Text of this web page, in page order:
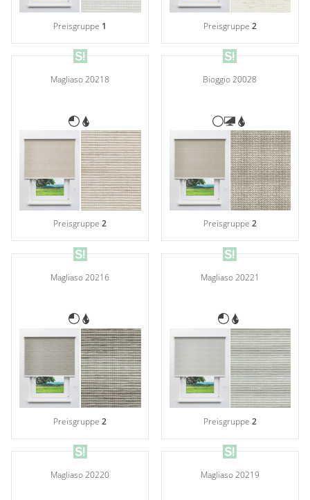
Preisgruppe 1 Preisgruppe 2
Magliaso 20218
Preisgruppe2
Bioggio 20028
Preisgruppe 2
Magliaso 20216
Preisgruppe2
Magliaso 20221
Preisgruppe 2
Magliaso 20220 Magliaso 20219